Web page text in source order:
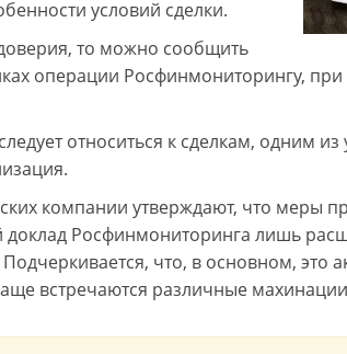
условий сделки.
то можно сообщить
операции Росфинмониторингу,
относиться к сделкам, одним
компании утверждают, что меры
Росфинмониторинга лишь
что, в основном,
встречаются различные